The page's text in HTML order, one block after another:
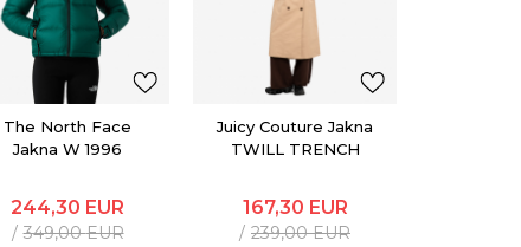
The North Face
Jakna W 1996
244,30 EUR
349,00EUR
Juicy Couture Jakna
TWILL TRENCH
167,30 EUR
239,00EUR